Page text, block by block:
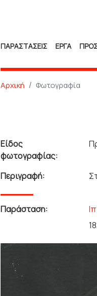
ΠΑΡΑΣΤΑΣΕΙΣ ΕΡΓΑ
Αρχική Φωτογραφία
Είδος
φωτογραφίας:
Περιγραφή:
Παράσταση: